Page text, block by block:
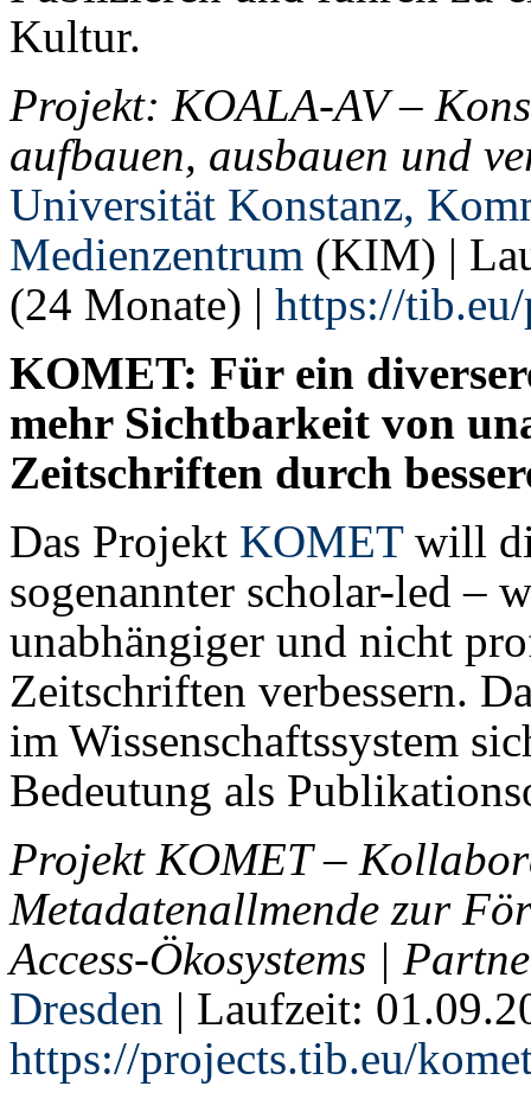
Kultur.
Projekt: KOALA-AV –
aufbauen, ausbauen und
Universität Konstanz,
Medienzentrum (KIM) |
(24 Monate) | https://
KOMET: Für ein
mehr Sichtbarkeit von
Zeitschriften durch
Das Projekt KOMETwill
sogenannter scholar-led –
unabhängiger und nicht
Zeitschriften verbessern.
im Wissenschaftssystem
Bedeutung als
Projekt KOMET –
Metadatenallmende zur
Access-Ökosystems |
Dresden | Laufzeit:
https://projects.tib.eu/